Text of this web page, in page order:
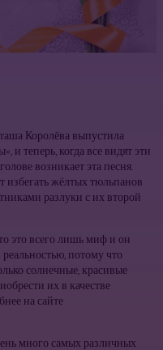
Королёва выпустила
теперь, когда все видят эти
возникает эта песня.
избегать жёлтых тюльпанов
разлуки с их второй
это всего лишь миф и он
потому что
солнечные, красивые
их в качестве
на сайте
много самых различных